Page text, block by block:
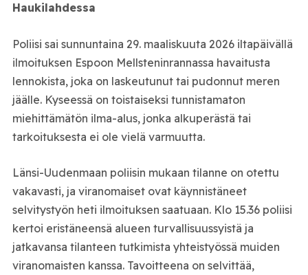
Haukilahdessa
Poliisi sai sunnuntaina 29. maaliskuuta 2026 iltapäivällä
ilmoituksen Espoon Mellsteninrannassa havaitusta
lennokista, joka on laskeutunut tai pudonnut meren
jäälle. Kyseessä on toistaiseksi tunnistamaton
miehittämätön ilma-alus, jonka alkuperästä tai
tarkoituksesta ei ole vielä varmuutta.
Länsi-Uudenmaan poliisin mukaan tilanne on otettu
vakavasti, ja viranomaiset ovat käynnistäneet
selvitystyön heti ilmoituksen saatuaan. Klo 15.36 poliisi
kertoi eristäneensä alueen turvallisuussyistä ja
jatkavansa tilanteen tutkimista yhteistyössä muiden
viranomaisten kanssa. Tavoitteena on selvittää,